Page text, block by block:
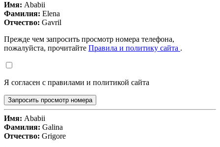
Имя: Ababii
Фамилия: Elena
Отчество: Gavril
Прежде чем запросить просмотр номера телефона,
пожалуйста, прочитайте Правила и политику сайта .
Я согласен с правилами и политикой сайта
Запросить просмотр номера
Имя: Ababii
Фамилия: Galina
Отчество: Grigore